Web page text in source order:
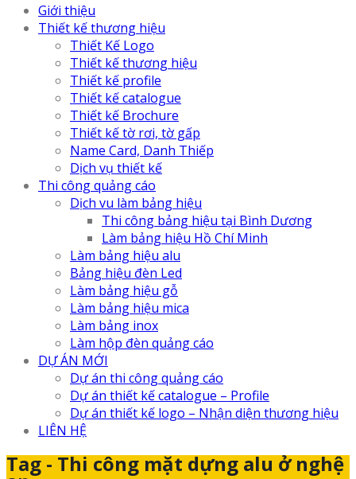
Giới thiệu
Thiết kế thương hiệu
Thiết Kế Logo
Thiết kế thương hiệu
Thiết kế profile
Thiết kế catalogue
Thiết kế Brochure
Thiết kế tờ rơi, tờ gấp
Name Card, Danh Thiếp
Dịch vụ thiết kế
Thi công quảng cáo
Dịch vu làm bảng hiệu
Thi công bảng hiệu tại Bình Dương
Làm bảng hiệu Hồ Chí Minh
Làm bảng hiệu alu
Bảng hiệu đèn Led
Làm bảng hiệu gỗ
Làm bảng hiệu mica
Làm bảng inox
Làm hộp đèn quảng cáo
DỰ ÁN MỚI
Dự án thi công quảng cáo
Dự án thiết kế catalogue – Profile
Dự án thiết kế logo – Nhận diện thương hiệu
LIÊN HỆ
Tag - Thi công mặt dựng alu ở nghệ